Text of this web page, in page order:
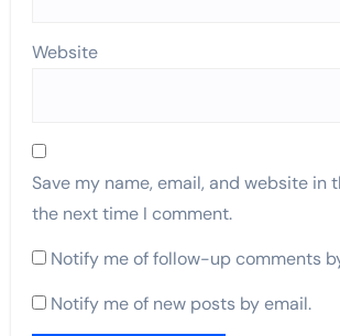
Website
Save my name, email, and website in
the next time I comment.
Notify me of follow-up comments
Notify me of new posts by email.